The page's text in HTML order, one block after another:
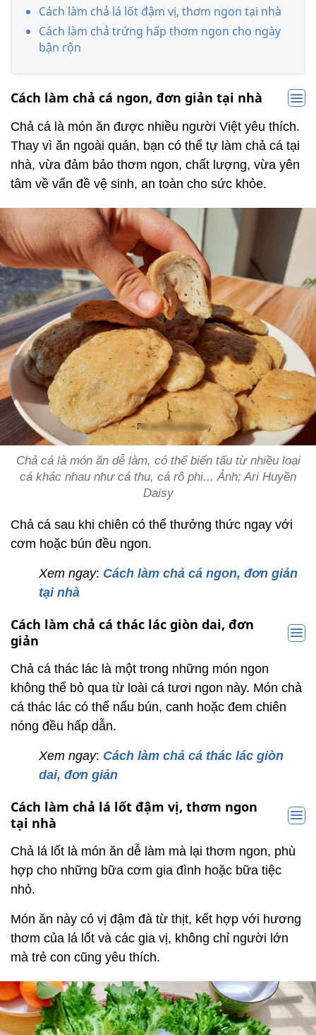
Cách làm chả lá lốt đậm vị, thơm ngon tại nhà
Cách làm chả trứng hấp thơm ngon cho ngày
bận rộn
Cách làm chả cá ngon, đơn giản tại nhà
Chả cá là món ăn được nhiều người Việt yêu thích.
Thay vì ăn ngoài quán, bạn có thể tự làm chả cá tại
nhà, vừa đảm bảo thơm ngon, chất lượng, vừa yên
tâm về vấn đề vệ sinh, an toàn cho sức khỏe.
Chả cá là món ăn dễ làm, có thể biến tấu từ nhiều loại
cá khác nhau như cá thu, cá rô phi... Ảnh: Ari Huyền
Daisy
Chả cá sau khi chiên có thể thưởng thức ngay với
cơm hoặc bún đều ngon.
Xem ngay: Cách làm chả cá ngon, đơn giản
tại nhà
Cách làm chả cá thác lác giòn dai, đơn
giản
Chả cá thác lác là một trong những món ngon
không thể bỏ qua từ loài cá tươi ngon này. Món chả
cá thác lác có thể nấu bún, canh hoặc đem chiên
nóng đều hấp dẫn.
Xem ngay: Cách làm chả cá thác lác giòn
dai, đơn giản
Cách làm chả lá lốt đậm vị, thơm ngon
tại nhà
Chả lá lốt là món ăn dễ làm mà lại thơm ngon, phù
hợp cho những bữa cơm gia đình hoặc bữa tiệc
nhỏ.
Món ăn này có vị đậm đà từ thịt, kết hợp với hương
thơm của lá lốt và các gia vị, không chỉ người lớn
mà trẻ con cũng yêu thích.